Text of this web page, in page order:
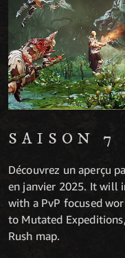
SAISON 7
Découvrez un aperçu
en janvier 2025. It will
with a PvP focused
to Mutated
Rush map.